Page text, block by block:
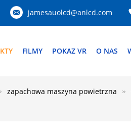
jamesauolcd@anlcd.com
FILMY POKAZ VR O NAS
zapachowa maszyna powietrzna